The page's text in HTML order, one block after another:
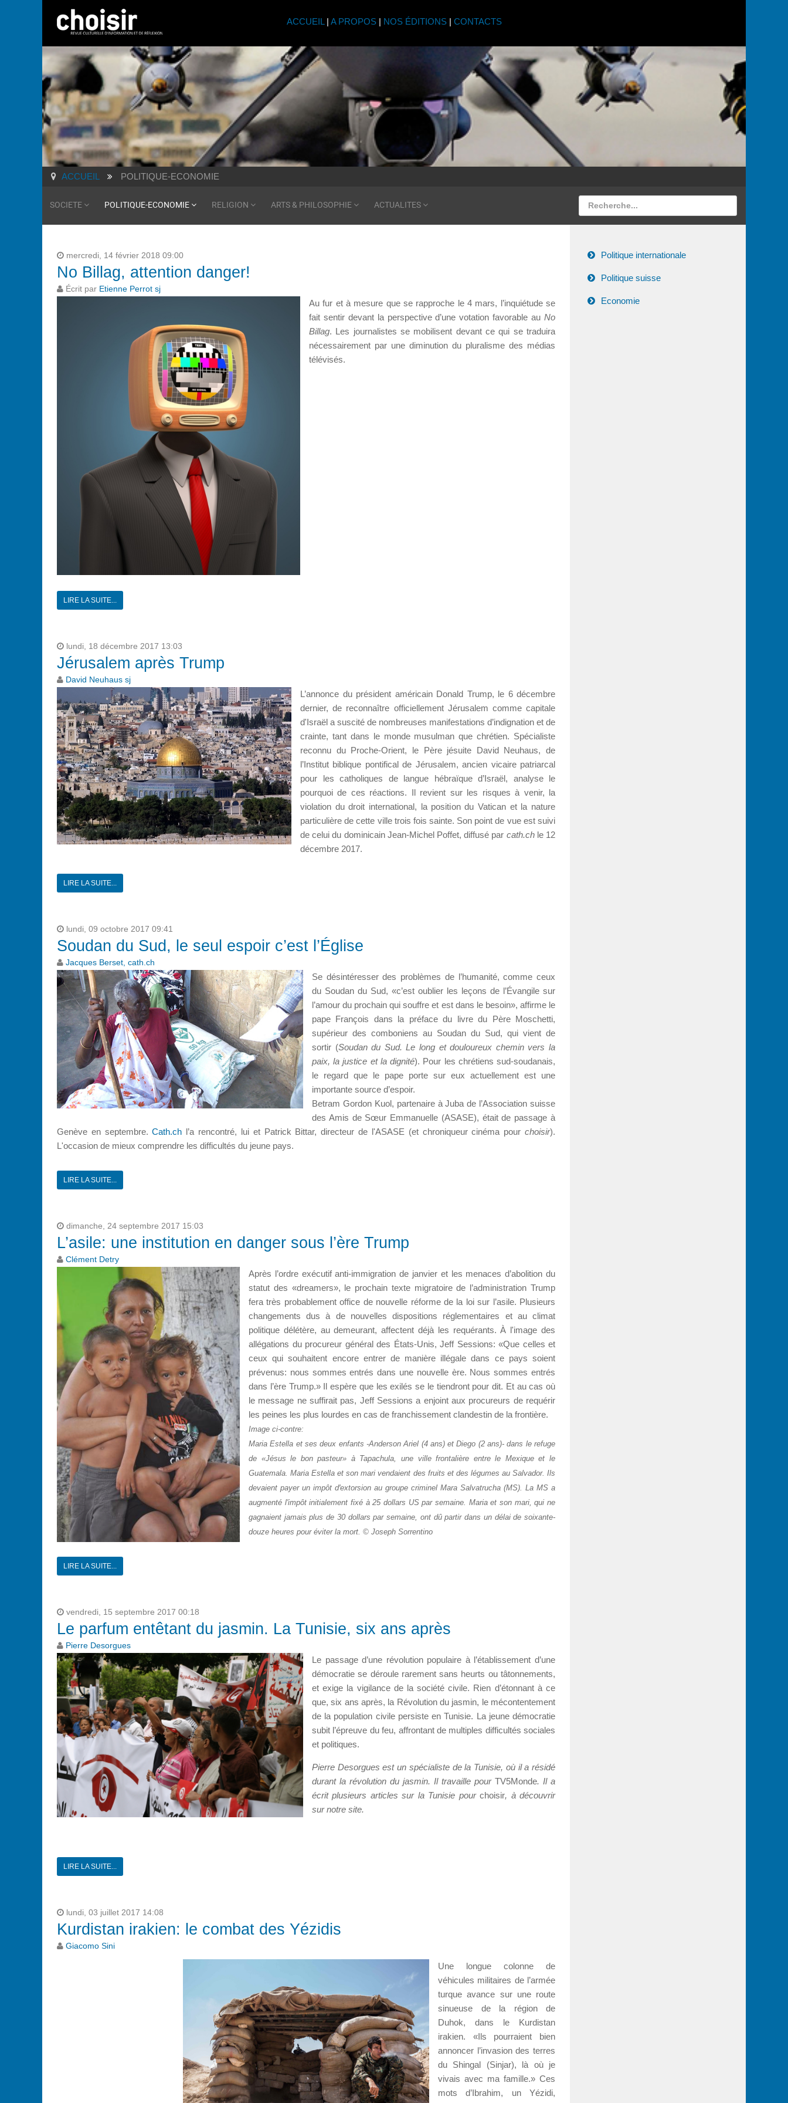
ACCUEIL | A PROPOS| NOS ÉDITIONS| CONTACTS
ACCUEIL POLITIQUE-ECONOMIE
SOCIETE POLITIQUE-ECONOMIE RELIGION ARTS & PHILOSOPHIE ACTUALITES
mercredi, 14 février 2018 09:00
No Billag, attention danger!
Écrit par Etienne Perrot sj
Au fur et à mesure que se rapproche le 4 mars, l’inquiétude se
fait sentir devant la perspective d’une votation favorable au No
Billag. Les journalistes se mobilisent devant ce qui se traduira
nécessairement par une diminution du pluralisme des médias
télévisés.
LIRE LA SUITE...
lundi, 18 décembre 2017 13:03
Jérusalem après Trump
David Neuhaus sj
L’annonce du président américain Donald Trump, le 6 décembre
dernier, de reconnaître officiellement Jérusalem comme capitale
d'Israël a suscité de nombreuses manifestations d’indignation et de
crainte, tant dans le monde musulman que chrétien. Spécialiste
reconnu du Proche-Orient, le Père jésuite David Neuhaus, de
l’Institut biblique pontifical de Jérusalem, ancien vicaire patriarcal
pour les catholiques de langue hébraïque d’Israël, analyse le
pourquoi de ces réactions. Il revient sur les risques à venir, la
violation du droit international, la position du Vatican et la nature
particulière de cette ville trois fois sainte. Son point de vue est suivi
de celui du dominicain Jean-Michel Poffet, diffusé par cath.chle 12
décembre 2017.
LIRE LA SUITE...
lundi, 09 octobre 2017 09:41
Soudan du Sud, le seul espoir c’est l’Église
Jacques Berset, cath.ch
Se désintéresser des problèmes de l’humanité, comme ceux
du Soudan du Sud, «c’est oublier les leçons de l’Évangile sur
l’amour du prochain qui souffre et est dans le besoin», affirme le
pape François dans la préface du livre du Père Moschetti,
supérieur des comboniens au Soudan du Sud, qui vient de
sortir (Soudan du Sud. Le long et douloureux chemin vers la
paix, la justice et la dignité). Pour les chrétiens sud-soudanais,
le regard que le pape porte sur eux actuellement est une
importante source d’espoir.
Betram Gordon Kuol, partenaire à Juba de l’Association suisse
des Amis de Sœur Emmanuelle (ASASE), était de passage à
Genève en septembre.Cath.ch l’a rencontré, lui et Patrick Bittar, directeur de l'ASASE (et chroniqueur cinéma pourchoisir).
L'occasion de mieux comprendre les difficultés du jeune pays.
LIRE LA SUITE...
dimanche, 24 septembre 2017 15:03
L’asile: une institution en danger sous l’ère Trump
Clément Detry
Après l’ordre exécutif anti-immigration de janvier et les menaces d’abolition du
statut des «dreamers», le prochain texte migratoire de l’administration Trump
fera très probablement office de nouvelle réforme de la loi sur l’asile. Plusieurs
changements dus à de nouvelles dispositions réglementaires et au climat
politique délétère, au demeurant, affectent déjà les requérants. À l'image des
allégations du procureur général des États-Unis, Jeff Sessions: «Que celles et
ceux qui souhaitent encore entrer de manière illégale dans ce pays soient
prévenus: nous sommes entrés dans une nouvelle ère. Nous sommes entrés
dans l’ère Trump.» Il espère que les exilés se le tiendront pour dit. Et au cas où
le message ne suffirait pas, Jeff Sessions a enjoint aux procureurs de requérir
les peines les plus lourdes en cas de franchissement clandestin de la frontière.
Image ci-contre:
Maria Estella et ses deux enfants -Anderson Ariel (4 ans) et Diego (2 ans)- dans le refuge
de «Jésus le bon pasteur» à Tapachula, une ville frontalière entre le Mexique et le
Guatemala. Maria Estella et son mari vendaient des fruits et des légumes au Salvador. Ils
devaient payer un impôt dꞌextorsion au groupe criminel Mara Salvatrucha (MS). La MS a
augmenté l'impôt initialement fixé à 25 dollars US par semaine. Maria et son mari, qui ne
gagnaient jamais plus de 30 dollars par semaine, ont dû partir dans un délai de soixante-
douze heures pour éviter la mort. © Joseph Sorrentino
LIRE LA SUITE...
vendredi, 15 septembre 2017 00:18
Le parfum entêtant du jasmin. La Tunisie, six ans après
Pierre Desorgues
Le passage d’une révolution populaire à l’établissement d’une
démocratie se déroule rarement sans heurts ou tâtonnements,
et exige la vigilance de la société civile. Rien d’étonnant à ce
que, six ans après, la Révolution du jasmin, le mécontentement
de la population civile persiste en Tunisie. La jeune démocratie
subit l’épreuve du feu, affrontant de multiples difficultés sociales
et politiques.
Pierre Desorgues est un spécialiste de la Tunisie, où il a résidé
durant la révolution du jasmin. Il travaille pour TV5Monde. Il a
écrit plusieurs articles sur la Tunisie pourchoisir, à découvrir
sur notre site.
LIRE LA SUITE...
lundi, 03 juillet 2017 14:08
Kurdistan irakien: le combat des Yézidis
Giacomo Sini
Une longue colonne de
véhicules militaires de l’armée
turque avance sur une route
sinueuse de la région de
Duhok, dans le Kurdistan
irakien. «Ils pourraient bien
annoncer l’invasion des terres
du Shingal (Sinjar), là où je
vivais avec ma famille.» Ces
mots d’Ibrahim, un Yézidi,
Politique internationale
Politique suisse
Economie